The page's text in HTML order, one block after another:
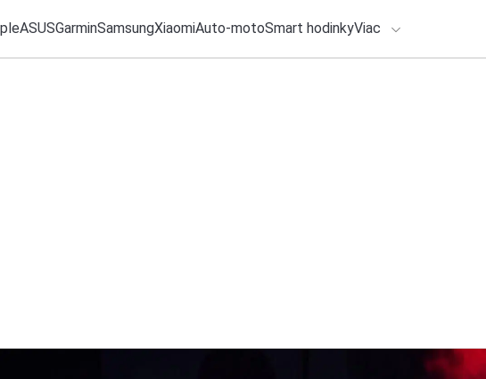
ASUSGarminSamsungXiaomiAuto-motoSmart hodinkyViac